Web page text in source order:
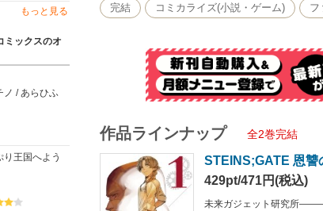
もっと見る
ミックスのオ
ノ / あらひふ
り王国へよう
完結 コミカライズ(小説・ゲーム) フ
作品ラインナップ 全2巻完結
STEINS;GATE 恩讐
429pt/471円(税込)
未来ガジェット研究所